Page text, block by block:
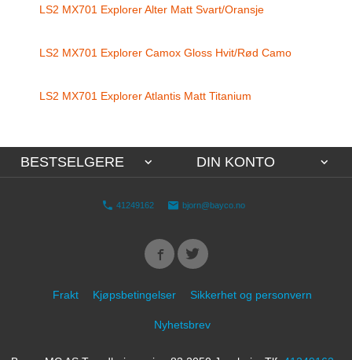
LS2 MX701 Explorer Alter Matt Svart/Oransje
LS2 MX701 Explorer Camox Gloss Hvit/Rød Camo
LS2 MX701 Explorer Atlantis Matt Titanium
BESTSELGERE DIN KONTO
41249162 bjorn@bayco.no
Frakt Kjøpsbetingelser Sikkerhet og personvern
Nyhetsbrev